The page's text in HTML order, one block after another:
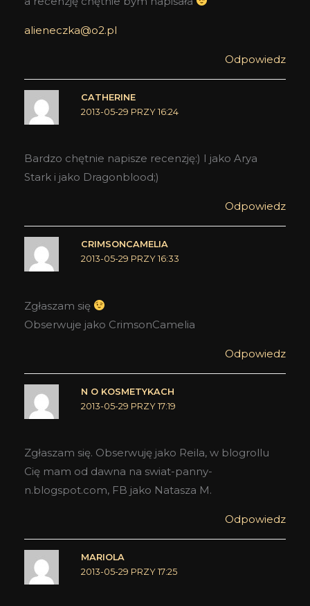
alieneczka@o2.pl
Odpowiedz
CATHERINE
2013-05-29 PRZY 16:24
Bardzo chętnie napisze recenzję:) I jako Arya
Stark i jako Dragonblood;)
Odpowiedz
CRIMSONCAMELIA
2013-05-29 PRZY 16:33
Zgłaszam się
Obserwuje jako CrimsonCamelia
Odpowiedz
N O KOSMETYKACH
2013-05-29 PRZY 17:19
Zgłaszam się. Obserwuję jako Reila, w blogrollu
Cię mam od dawna na swiat-panny-
n.blogspot.com, FB jako Natasza M.
Odpowiedz
MARIOLA
2013-05-29 PRZY 17:25